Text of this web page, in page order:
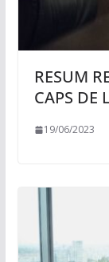
RESUM
CAPS DE
19/06/2023